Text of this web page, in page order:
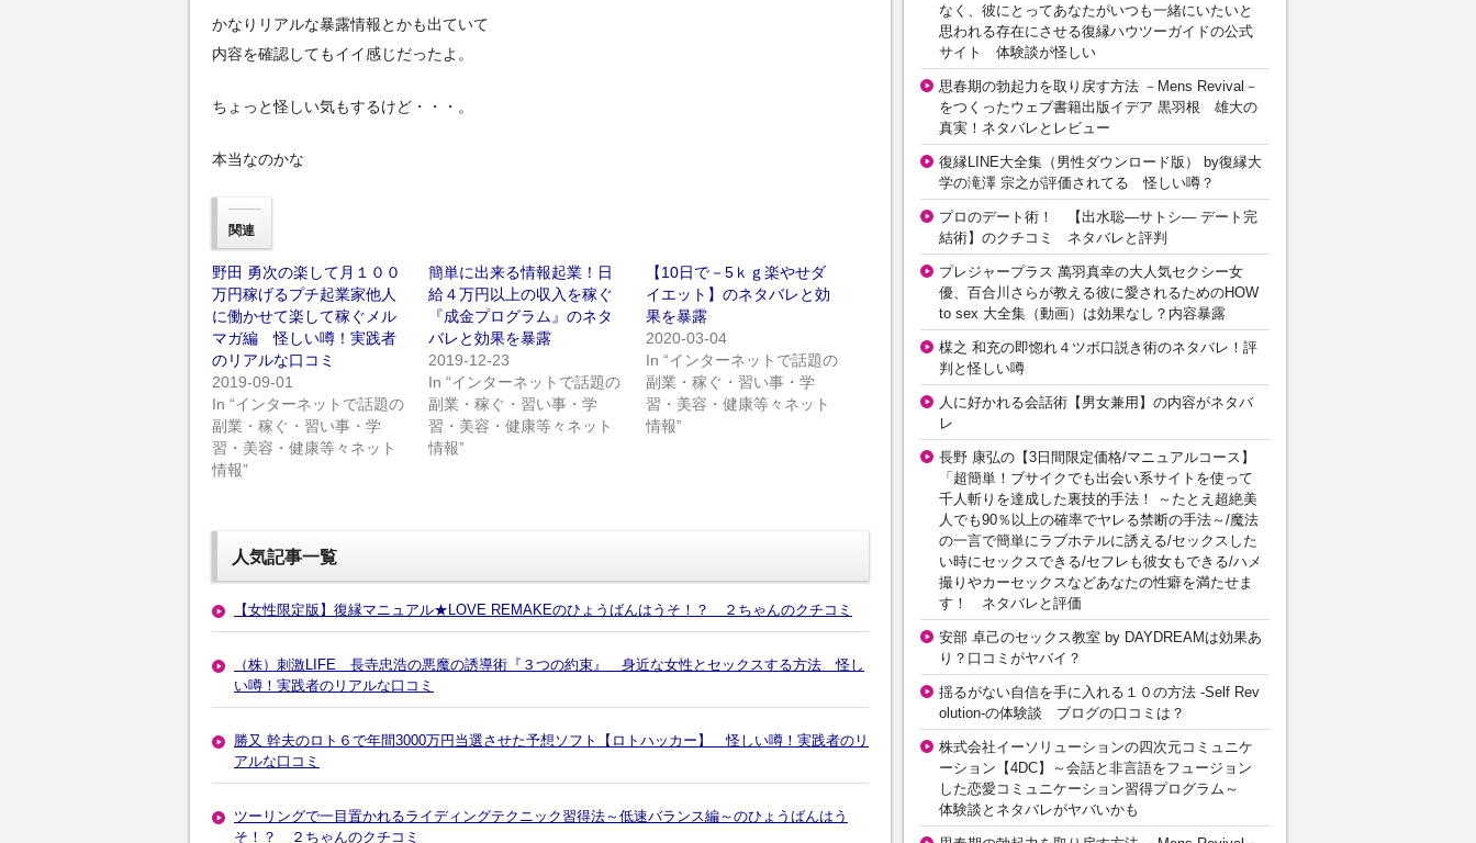
かなりリアルな暴露情報とかも出ていて
内容を確認してもイイ感じだったよ。
ちょっと怪しい気もするけど・・・。
本当なのかな
関連
野田 勇次の楽して月１００
万円稼げるプチ起業家他人
に働かせて楽して稼ぐメル
マガ編 怪しい噂！実践者
のリアルな口コミ
2019-09-01
In “インターネットで話題の
副業・稼ぐ・習い事・学
習・美容・健康等々ネット
情報”
簡単に出来る情報起業！日
給４万円以上の収入を稼ぐ
『成金プログラム』のネタ
バレと効果を暴露
2019-12-23
In “インターネットで話題の
副業・稼ぐ・習い事・学
習・美容・健康等々ネット
情報”
【10日で－5ｋｇ楽やせダ
イエット】のネタバレと効
果を暴露
2020-03-04
In “インターネットで話題の
副業・稼ぐ・習い事・学
習・美容・健康等々ネット
情報”
人気記事一覧
【女性限定版】復縁マニュアル★LOVE REMAKEのひょうばんはうそ！？ ２ちゃんのクチコミ
（株）刺激LIFE 長寺忠浩の悪魔の誘導術『３つの約束』 身近な女性とセックスする方法 怪し
い噂！実践者のリアルな口コミ
勝又 幹夫のロト６で年間3000万円当選させた予想ソフト【ロトハッカー】 怪しい噂！実践者のリ
アルな口コミ
ツーリングで一目置かれるライディングテクニック習得法～低速バランス編～のひょうばんはう
そ！？ ２ちゃんのクチコミ
なく、彼にとってあなたがいつも一緒にいたいと
思われる存在にさせる復縁ハウツーガイドの公式
サイト 体験談が怪しい
思春期の勃起力を取り戻す方法 －Mens Revival－
をつくったウェブ書籍出版イデア 黒羽根 雄大の
真実！ネタバレとレビュー
復縁LINE大全集（男性ダウンロード版） by復縁大
学の滝澤 宗之が評価されてる 怪しい噂？
プロのデート術！ 【出水聡―サトシ― デート完
結術】のクチコミ ネタバレと評判
プレジャープラス 萬羽真幸の大人気セクシー女
優、百合川さらが教える彼に愛されるためのHOW
to sex 大全集（動画）は効果なし？内容暴露
楳之 和充の即惚れ４ツボ口説き術のネタバレ！評
判と怪しい噂
人に好かれる会話術【男女兼用】の内容がネタバ
レ
長野 康弘の【3日間限定価格/マニュアルコース】
「超簡単！ブサイクでも出会い系サイトを使って
千人斬りを達成した裏技的手法！ ～たとえ超絶美
人でも90％以上の確率でヤレる禁断の手法～/魔法
の一言で簡単にラブホテルに誘える/セックスした
い時にセックスできる/セフレも彼女もできる/ハメ
撮りやカーセックスなどあなたの性癖を満たせま
す！ ネタバレと評価
安部 卓己のセックス教室 by DAYDREAMは効果あ
り？口コミがヤバイ？
揺るがない自信を手に入れる１０の方法 -Self Rev
olution-の体験談 ブログの口コミは？
株式会社イーソリューションの四次元コミュニケ
ーション【4DC】～会話と非言語をフュージョン
した恋愛コミュニケーション習得プログラム～
体験談とネタバレがヤバいかも